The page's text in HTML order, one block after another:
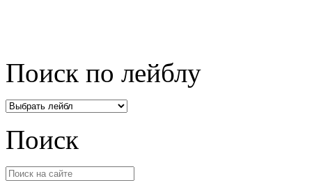
Поиск по лейблу
Поиск